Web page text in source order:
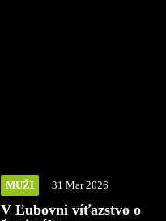
MUŽI 31 Mar 2026
V Ľubovni víťazstvo o